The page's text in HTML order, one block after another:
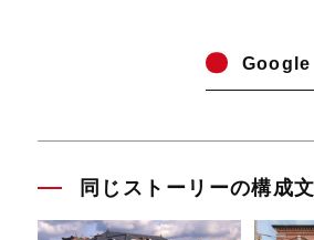
Google
同じストーリーの構成